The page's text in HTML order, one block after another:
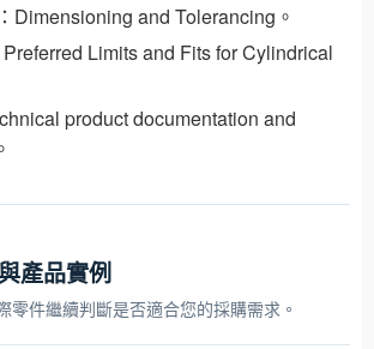
Dimensioning and Tolerancing。
Limits and Fits for Cylindrical
product documentation and
產品實例
零件繼續判斷是否適合您的採購需求。